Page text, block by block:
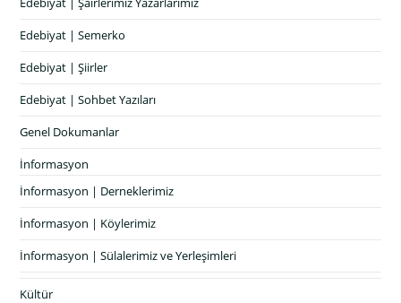
Edebiyat | Semerko
Edebiyat | Şiirler
Edebiyat | Sohbet Yazıları
Genel Dokumanlar
İnformasyon
İnformasyon | Derneklerimiz
İnformasyon | Köylerimiz
İnformasyon | Sülalerimiz ve Yerleşimleri
Kültür